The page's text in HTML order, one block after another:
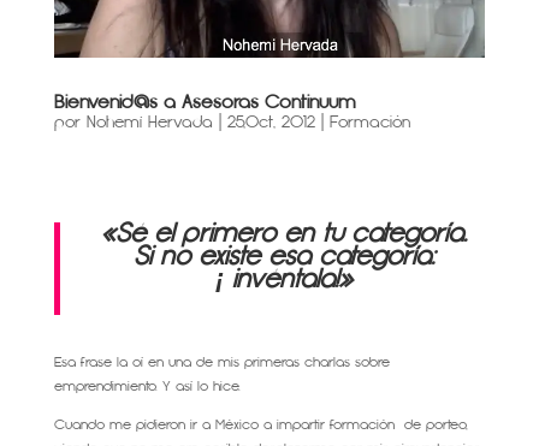
Bienvenid@s a Asesoras Continuum
por Nohemí Hervada 25,Oct, 2012| Formación
«Sé el primero en tu categoría.
Si no existe esa categoría:
¡ invéntala!»
Esa frase la oí en una de mis primeras charlas sobre
emprendimiento. Y así lo hice.
Cuando me pidieron ir a México a impartir formación de porteo,